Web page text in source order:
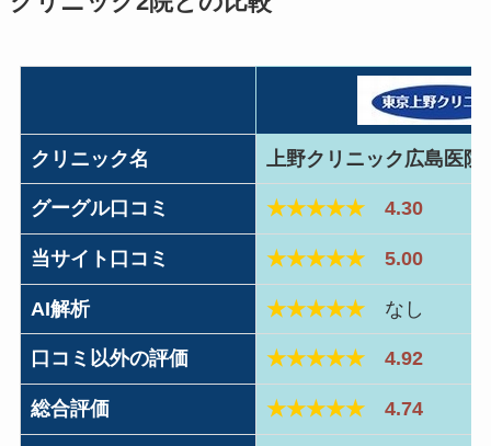
クリニック名 上野クリニック広島医院
グーグル口コミ ★★★★★ 4.30
当サイト口コミ ★★★★★ 5.00
AI解析 ★★★★★なし
口コミ以外の評価 ★★★★★ 4.92
総合評価 ★★★★★ 4.74